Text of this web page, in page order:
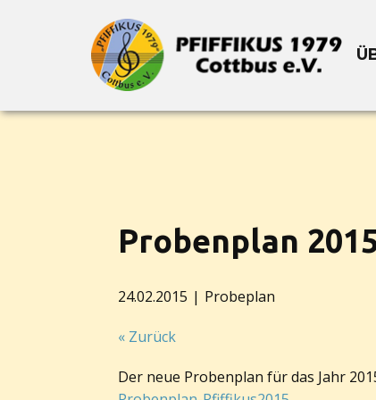
Probenplan
24.02.2015 Probeplan
« Zurück
Der neue Probenplan für das Jahr